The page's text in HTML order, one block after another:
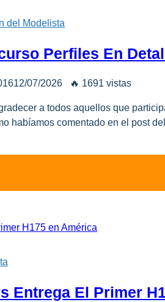
del Modelista
Perfiles En
12/07/2026 🔥 1691 vistas
a todos aquellos que
habíamos comentado en el post
Entrega El Primer